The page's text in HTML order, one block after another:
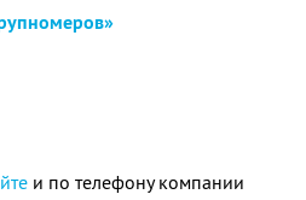
и по телефону компании